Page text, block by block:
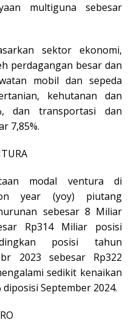
multiguna sebesar
sektor ekonomi,
perdagangan besar dan
mobil dan sepeda
kehutanan dan
dan transportasi dan
7,85%.
modal ventura di
year (yoy) piutang
sebesar 8 Miliar
Rp314 Miliar posisi
posisi tahun
2023 sebesar Rp322
sedikit kenaikan
diposisi September 2024.